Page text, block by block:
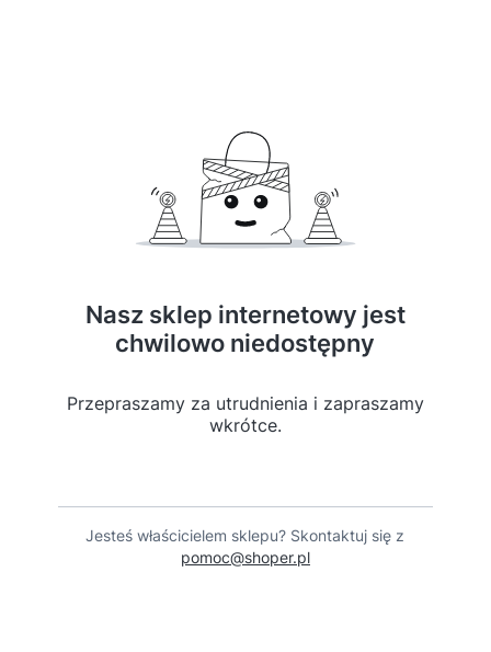
Nasz sklep internetowy jest
chwilowo niedostępny
Przepraszamy za utrudnienia i zapraszamy
wkrótce.
Jesteś właścicielem sklepu? Skontaktuj się z
pomoc@shoper.pl